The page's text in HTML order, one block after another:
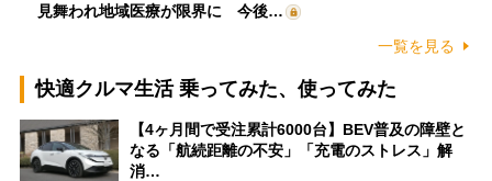
見舞われ地域医療が限界に 今後…
一覧を見る
快適クルマ生活 乗ってみた、使ってみた
【4ヶ月間で受注累計6000台】BEV普及の障壁と
なる「航続距離の不安」「充電のストレス」解
消…